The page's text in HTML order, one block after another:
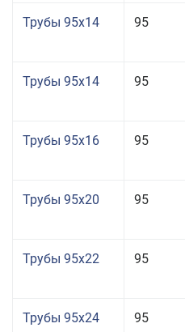
Трубы 95x14 95
Трубы 95x14 95
Трубы 95x16 95
Трубы 95x20 95
Трубы 95x22 95
Трубы 95x24 95